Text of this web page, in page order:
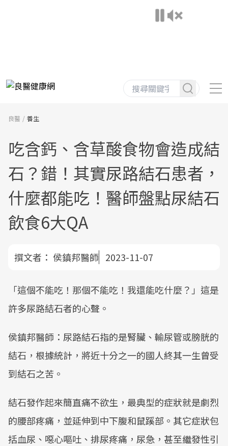
良醫 養生
吃含鈣、含草酸食物會造成結
石？錯！其實尿路結石患者，
什麼都能吃！醫師盤點尿結石
飲食6大QA
撰文者： 侯鎮邦醫師 2023-11-07
「這個不能吃！那個不能吃！我還能吃什麼？」這是
許多尿路結石者的心聲。
侯鎮邦醫師：尿路結石指的是腎臟、輸尿管或膀胱的
結石，根據統計，將近十分之一的國人終其一生曾受
到結石之苦。
結石發作起來簡直痛不欲生，最典型的症狀就是劇烈
的腰部疼痛，並延伸到中下腹和鼠蹊部。其它症狀包
括血尿、噁心嘔吐、排尿疼痛，尿急，甚至繼發性引